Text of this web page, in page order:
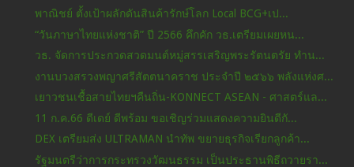
พาณิชย์ ตั้งเป้าผลักดันสินค้ารักษ์โลก Local BCG+เป...
“วันภาษาไทยแห่งชาติ” ปี 2566 คึกคัก วธ.เตรียมเผยหน...
วธ. จัดการประกวดสวดมนต์หมู่สรรเสริญพระรัตนตรัย ทำน...
งานบวงสรวงพญาศรีสัตตนาคราช ประจำปี ๒๕๖๖ พลังแห่งศ...
เยาวชนเชื้อสายไทยฯคืนถิ่น-KONNECT ASEAN - ศาสตร์แล...
11 ก.ค.66 ดีเดย์ ดีพร้อม ขอเชิญร่วมแสดงความยินดีกั...
DEX เตรียมส่ง ULTRAMAN นำทัพ ขยายธุรกิจเรียกลูกค้า...
รัฐมนตรีว่าการกระทรวงวัฒนธรรม เป็นประธานพิธีถวายรา...